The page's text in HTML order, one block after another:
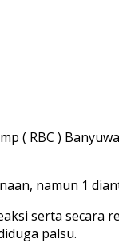
( RBC )
namun 1
serta
palsu.